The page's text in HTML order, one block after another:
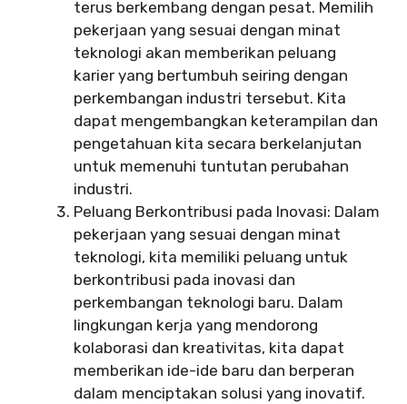
terus berkembang dengan pesat. Memilih
pekerjaan yang sesuai dengan minat
teknologi akan memberikan peluang
karier yang bertumbuh seiring dengan
perkembangan industri tersebut. Kita
dapat mengembangkan keterampilan dan
pengetahuan kita secara berkelanjutan
untuk memenuhi tuntutan perubahan
industri.
Peluang Berkontribusi pada Inovasi: Dalam
pekerjaan yang sesuai dengan minat
teknologi, kita memiliki peluang untuk
berkontribusi pada inovasi dan
perkembangan teknologi baru. Dalam
lingkungan kerja yang mendorong
kolaborasi dan kreativitas, kita dapat
memberikan ide-ide baru dan berperan
dalam menciptakan solusi yang inovatif.